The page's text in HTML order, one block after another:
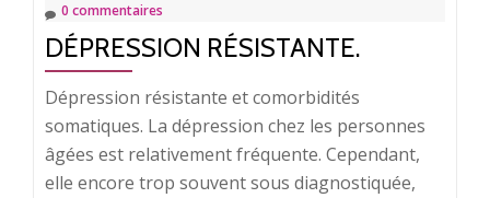
0 commentaires
DÉPRESSION RÉSISTANTE.
Dépression résistante et comorbidités
somatiques. La dépression chez les personnes
âgées est relativement fréquente. Cependant,
elle encore trop souvent sous diagnostiquée,